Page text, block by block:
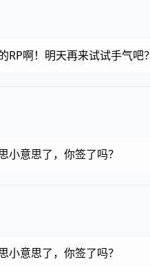
啊！明天再来试试手气吧？
小意思了，你签了吗？
小意思了，你签了吗？